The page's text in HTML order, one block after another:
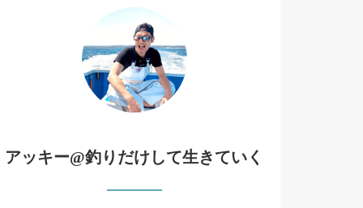
アッキー@釣りだけして生きていく